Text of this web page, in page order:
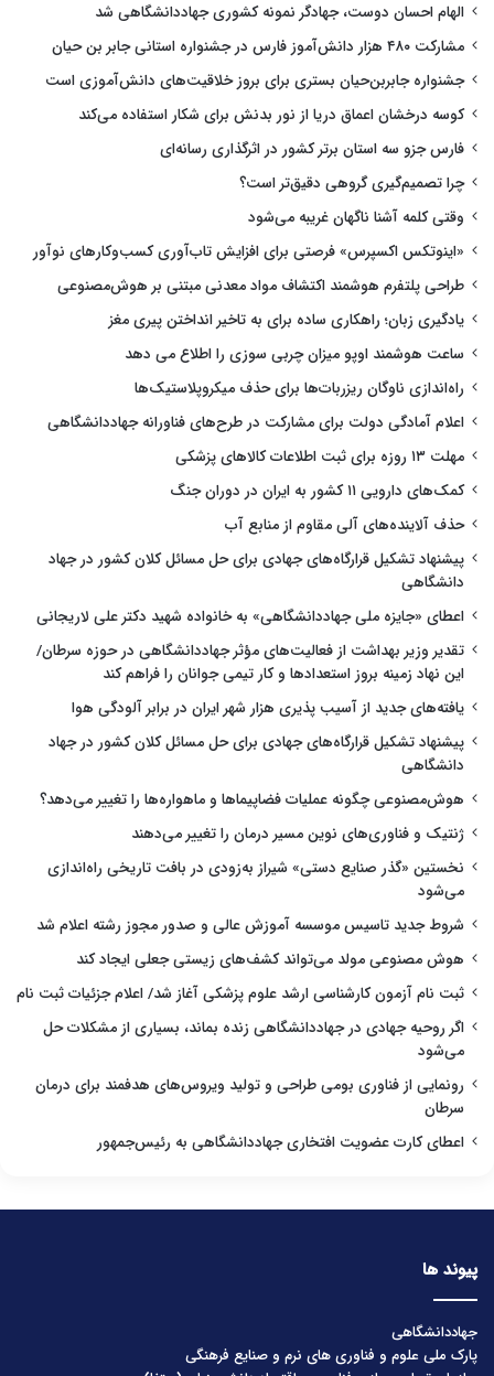
الهام احسان دوست، جهادگر نمونه کشوری جهاددانشگاهی شد
مشارکت ۴۸۰ هزار دانش‌آموز فارس در جشنواره استانی جابر بن حیان
جشنواره جابربن‌حیان بستری برای بروز خلاقیت‌های دانش‌آموزی است
کوسه درخشان اعماق دریا از نور بدنش برای شکار استفاده می‌کند
فارس جزو سه استان برتر کشور در اثرگذاری رسانه‌ای
چرا تصمیم‌گیری گروهی دقیق‌تر است؟
وقتی کلمه آشنا ناگهان غریبه می‌شود
«اینوتکس اکسپرس» فرصتی برای افزایش تاب‌آوری کسب‌وکارهای نوآور
طراحی پلتفرم هوشمند اکتشاف مواد معدنی مبتنی بر هوش‌مصنوعی
یادگیری زبان؛ راهکاری ساده برای به تاخیر انداختن پیری مغز
ساعت هوشمند اوپو میزان چربی سوزی را اطلاع می دهد
راه‌اندازی ناوگان ریزربات‌ها برای حذف میکروپلاستیک‌ها
اعلام آمادگی دولت برای مشارکت در طرح‌های فناورانه جهاددانشگاهی
مهلت ۱۳ روزه برای ثبت اطلاعات کالاهای پزشکی
کمک‌های دارویی ۱۱ کشور به ایران در دوران جنگ
حذف آلاینده‌های آلی مقاوم از منابع آب
پیشنهاد تشکیل قرارگاه‌های جهادی برای حل مسائل کلان کشور در جهاد
دانشگاهی
اعطای «جایزه ملی جهاددانشگاهی» به خانواده شهید دکتر علی لاریجانی
تقدیر وزیر بهداشت از فعالیت‌های مؤثر جهاددانشگاهی در حوزه سرطان/
این نهاد زمینه بروز استعدادها و کار تیمی جوانان را فراهم کند
یافته‌های جدید از آسیب پذیری هزار شهر ایران در برابر آلودگی هوا
پیشنهاد تشکیل قرارگاه‌های جهادی برای حل مسائل کلان کشور در جهاد
دانشگاهی
هوش‌مصنوعی چگونه عملیات فضاپیماها و ماهواره‌ها را تغییر می‌دهد؟
ژنتیک و فناوری‌های نوین مسیر درمان را تغییر می‌دهند
نخستین «گذر صنایع دستی» شیراز به‌زودی در بافت تاریخی راه‌اندازی
می‌شود
شروط جدید تاسیس موسسه آموزش عالی و صدور مجوز رشته اعلام شد
هوش مصنوعی مولد می‌تواند کشف‌های زیستی جعلی ایجاد کند
ثبت نام آزمون کارشناسی ارشد علوم پزشکی آغاز شد/ اعلام جزئیات ثبت نام
اگر روحیه جهادی در جهاددانشگاهی زنده بماند، بسیاری از مشکلات حل
می‌شود
رونمایی از فناوری بومی طراحی و تولید ویروس‌های هدفمند برای درمان
سرطان
اعطای کارت عضویت افتخاری جهاددانشگاهی به رئیس‌جمهور
پیوند ها
جهاددانشگاهی
پارک ملی علوم و فناوری های نرم و صنایع فرهنگی